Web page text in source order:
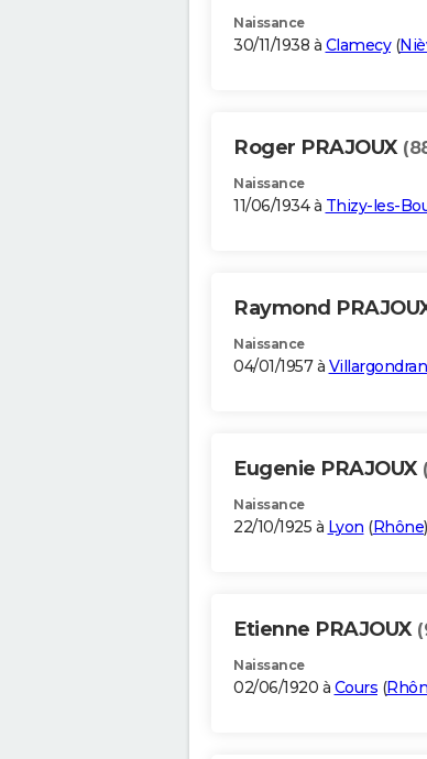
Naissance
30/11/1938 à Clamecy(
Roger PRAJOUX
Naissance
11/06/1934 à Thizy-les-
Raymond
Naissance
04/01/1957 à Villargondran
Eugenie PRAJOUX
Naissance
22/10/1925 à Lyon (Rhône)
Etienne PRAJOUX
Naissance
02/06/1920 à Cours (